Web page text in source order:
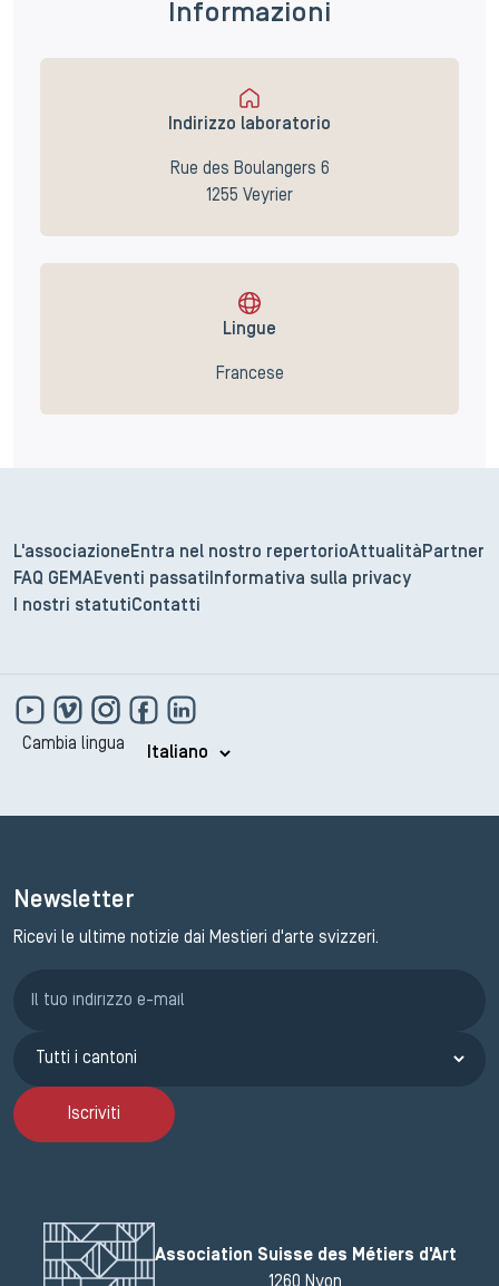
Informazioni
Indirizzo laboratorio
Rue des Boulangers 6
1255 Veyrier
Lingue
Francese
L'associazione Entra nel nostro repertorioAttualità Partner
FAQ GEMAEventi passati
Informativa sulla privacy
I nostri statuti Contatti
Cambia lingua
Newsletter
Ricevi le ultime notizie dai Mestieri d'arte svizzeri.
Iscriviti
Association Suisse des Métiers d'Art